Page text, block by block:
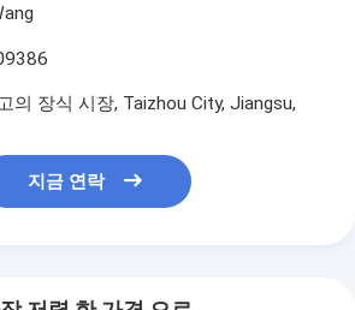
의 장식 시장, Taizhou City, Jiangsu,
지금 연락